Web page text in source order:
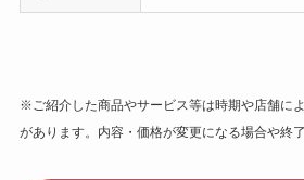
※ご紹介した商品やサービス等は時期や店舗に
があります。内容・価格が変更になる場合や終